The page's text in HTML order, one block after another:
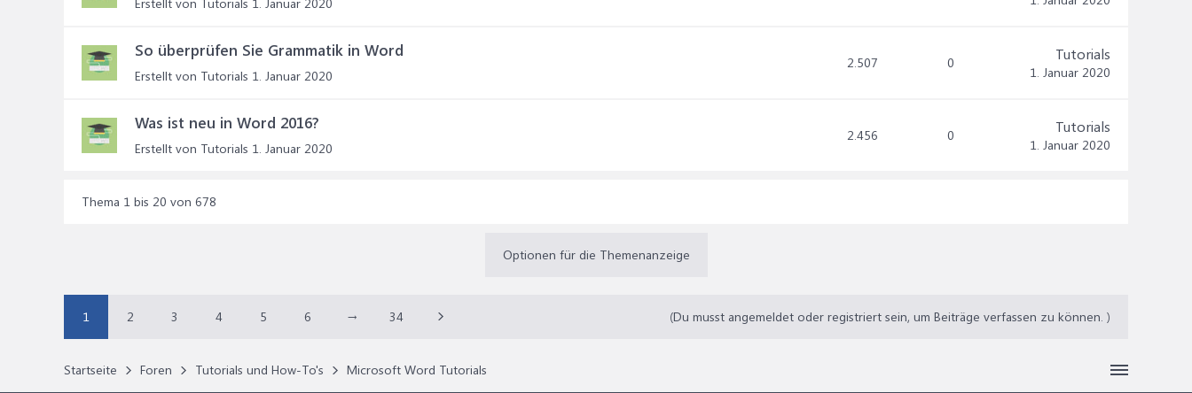
So überprüfen Sie Grammatik in Word
Erstellt von Tutorials 1. Januar 2020
2.507 0 Tutorials
1. Januar 2020
Was ist neu in Word 2016?
Erstellt von Tutorials 1. Januar 2020
2.456 0 Tutorials
1. Januar 2020
Thema 1 bis 20 von 678
Optionen für die Themenanzeige
(Du musst angemeldet oder registriert sein, um Beiträge verfassen zu können. )
1 2 3 4 5 6 → 34
Startseite Foren Tutorials und How-To's Microsoft Word Tutorials